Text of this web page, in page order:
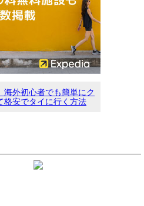
海外初心者でも簡単にク
格安でタイに行く方法